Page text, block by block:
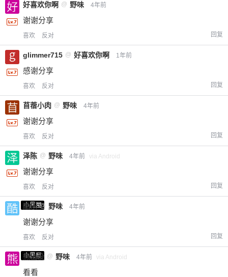
好喜欢你啊 @ 野味 4年前
谢谢分享
喜欢 反对 回复
glimmer715 @ 好喜欢你啊 1年前
感谢分享
喜欢 反对 回复
苜蓿小肉 @ 野味 4年前
谢谢分享
喜欢 反对 回复
泽陈 @ 野味 4年前 via Android
谢谢分享
喜欢 反对 回复
小黑屋
酷乐 @ 野味 4年前
谢谢分享
喜欢 反对 回复
小黑屋
熊出没 @ 野味 4年前 via Android
看看